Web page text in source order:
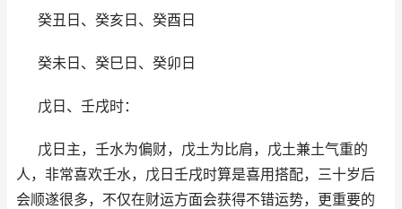
癸丑日、癸亥日、癸酉日
癸未日、癸巳日、癸卯日
戊日、壬戌时：
戊日主，壬水为偏财，戊土为比肩，戊土兼土气重的
人，非常喜欢壬水，戊日壬戌时算是喜用搭配，三十岁后
会顺遂很多，不仅在财运方面会获得不错运势，更重要的